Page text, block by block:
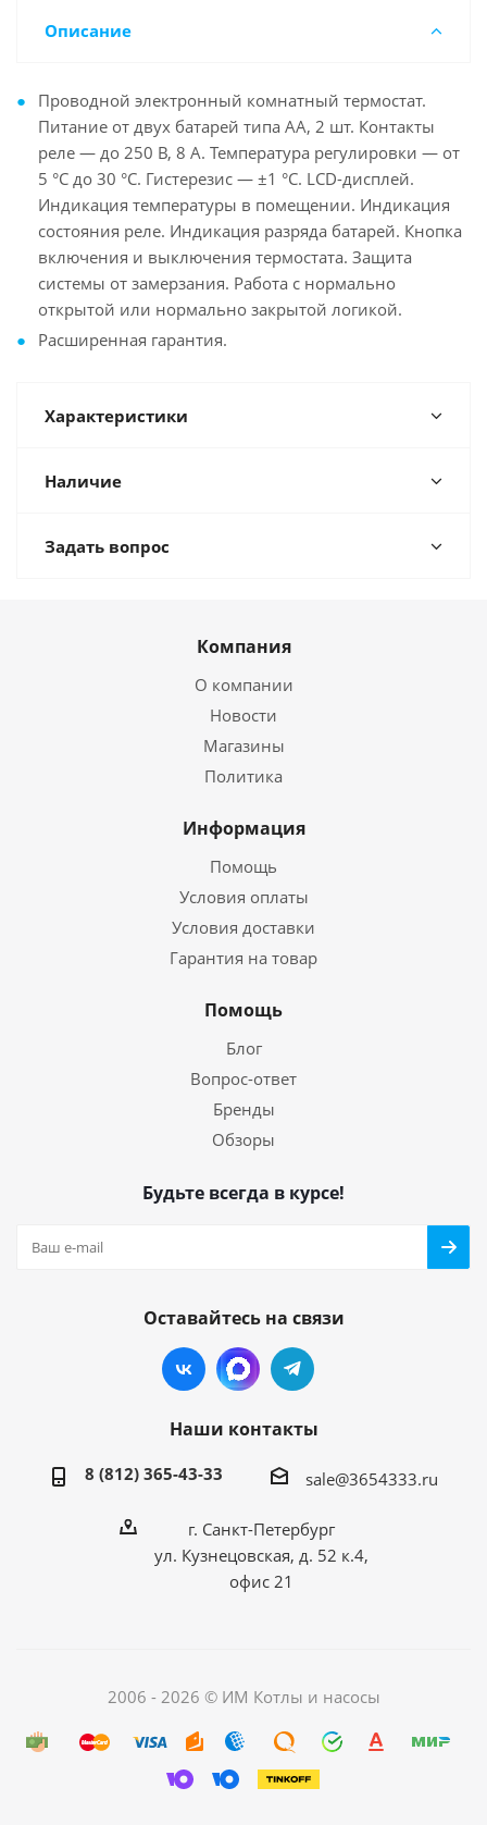
Описание
Проводной электронный комнатный термостат.
Питание от двух батарей типа АА, 2 шт. Контакты
реле — до 250 В, 8 А. Температура регулировки — от
5 °С до 30 °С. Гистерезис — ±1 °С. LCD-дисплей.
Индикация температуры в помещении. Индикация
состояния реле. Индикация разряда батарей. Кнопка
включения и выключения термостата. Защита
системы от замерзания. Работа с нормально
открытой или нормально закрытой логикой.
Расширенная гарантия.
Характеристики
Наличие
Задать вопрос
Компания
О компании
Новости
Магазины
Политика
Информация
Помощь
Условия оплаты
Условия доставки
Гарантия на товар
Помощь
Блог
Вопрос-ответ
Бренды
Обзоры
Будьте всегда в курсе!
Оставайтесь на связи
Наши контакты
8 (812) 365-43-33 sale@3654333.ru
г. Санкт-Петербург
ул. Кузнецовская, д. 52 к.4,
офис 21
2006 - 2026 © ИМ Котлы и насосы